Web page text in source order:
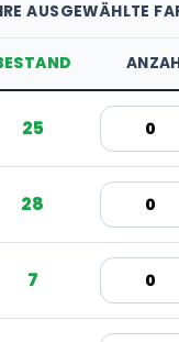
AUSGEWÄHLTE
25
28
7